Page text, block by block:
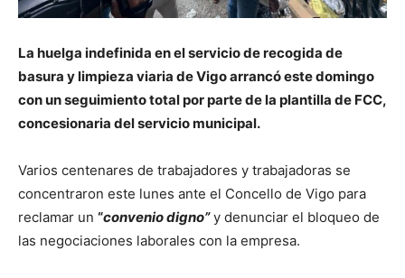
La huelga indefinida en el servicio de recogida de
basura y limpieza viaria deVigoarrancó este domingo
con un seguimiento total por parte de la plantilla de FCC,
concesionaria del servicio municipal.
Varios centenares de trabajadores y trabajadoras se
concentraron este lunes ante el Concello de Vigo para
reclamar un “convenio digno”y denunciar el bloqueo de
las negociaciones laborales con la empresa.